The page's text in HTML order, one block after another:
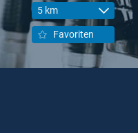
5 km
Favoriten